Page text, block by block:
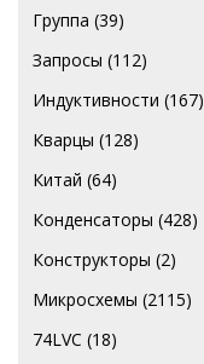
Группа (39)
Запросы (112)
Индуктивности (167)
Кварцы (128)
Китай (64)
Конденсаторы (428)
Конструкторы (2)
Микросхемы (2115)
74LVC (18)